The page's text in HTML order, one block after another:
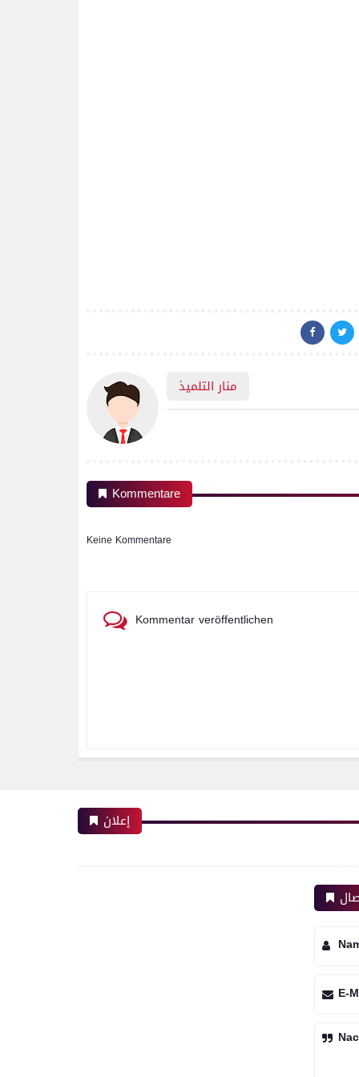
منار التلميذ
Kommentare
Keine Kommentare
Kommentar veröffentlichen
إعلان
E-